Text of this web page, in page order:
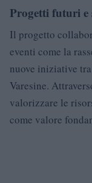
Progetti futuri e
Il progetto
eventi come la
nuove iniziative
Varesine.
valorizzare le
come valore